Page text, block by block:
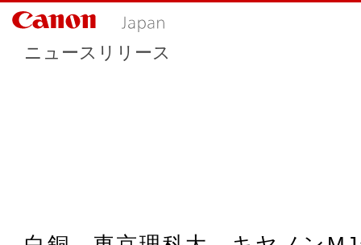
ニュースリリース